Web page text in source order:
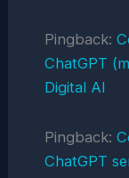
Pingback:
ChatGPT
Digital AI
Pingback:
ChatGPT